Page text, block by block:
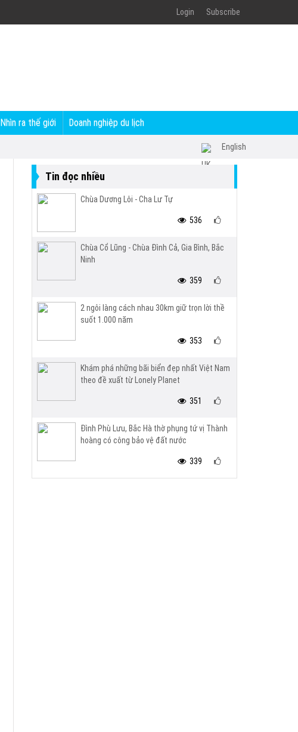
Login Subscribe
Nhìn ra thế giới Doanh nghiệp du lịch
English
Tin đọc nhiều
Chùa Dương Lôi - Cha Lư Tự
536
Chùa Cổ Lũng - Chùa Đình Cả, Gia Bình, Bắc
Ninh
359
2 ngôi làng cách nhau 30km giữ trọn lời thề
suốt 1.000 năm
353
Khám phá những bãi biển đẹp nhất Việt Nam
theo đề xuất từ Lonely Planet
351
Đình Phù Lưu, Bắc Hà thờ phụng tứ vị Thành
hoàng có công bảo vệ đất nước
339